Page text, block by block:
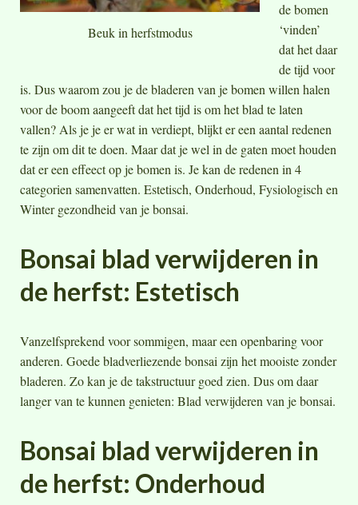
Beuk in herfstmodus
de bomen
‘vinden’
dat het daar
de tijd voor
is. Dus waarom zou je de bladeren van je bomen willen halen
voor de boom aangeeft dat het tijd is om het blad te laten
vallen? Als je je er wat in verdiept, blijkt er een aantal redenen
te zijn om dit te doen. Maar dat je wel in de gaten moet houden
dat er een effeect op je bomen is. Je kan de redenen in 4
categorien samenvatten. Estetisch, Onderhoud, Fysiologisch en
Winter gezondheid van je bonsai.
Bonsai blad verwijderen in
de herfst: Estetisch
Vanzelfsprekend voor sommigen, maar een openbaring voor
anderen. Goede bladverliezende bonsai zijn het mooiste zonder
bladeren. Zo kan je de takstructuur goed zien. Dus om daar
langer van te kunnen genieten: Blad verwijderen van je bonsai.
Bonsai blad verwijderen in
de herfst: Onderhoud